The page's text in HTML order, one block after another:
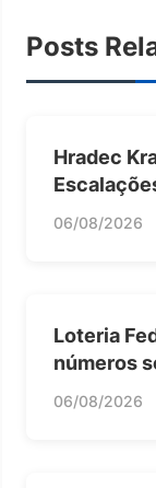
Posts
Hradec
06/08/2026
Loteria
números
06/08/2026